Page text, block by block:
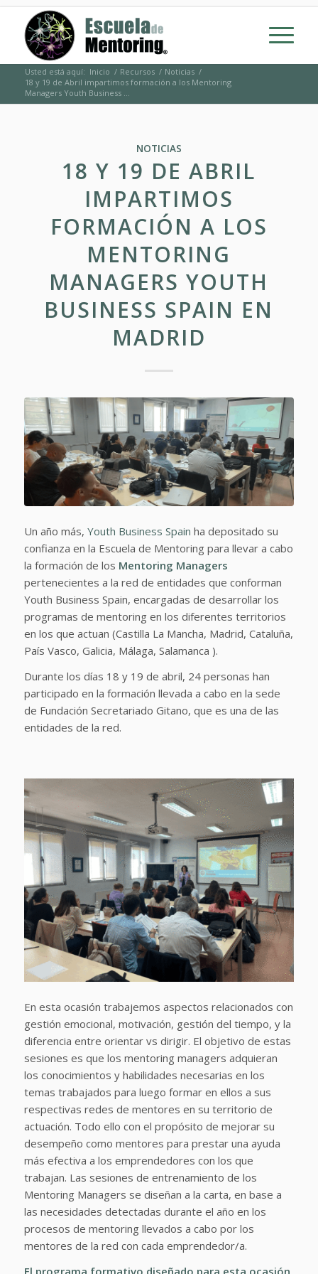
Usted está aquí: Inicio / Recursos / Noticias /
18 y 19 de Abril impartimos formación a los Mentoring
Managers Youth Business ...
NOTICIAS
18 Y 19 DE ABRIL
IMPARTIMOS
FORMACIÓN A LOS
MENTORING
MANAGERS YOUTH
BUSINESS SPAIN EN
MADRID
Un año más, Youth Business Spain ha depositado su
confianza en la Escuela de Mentoring para llevar a cabo
la formación de los Mentoring Managers
pertenecientes a la red de entidades que conforman
Youth Business Spain, encargadas de desarrollar los
programas de mentoring en los diferentes territorios
en los que actuan (Castilla La Mancha, Madrid, Cataluña,
País Vasco, Galicia, Málaga, Salamanca ).
Durante los días 18 y 19 de abril, 24 personas han
participado en la formación llevada a cabo en la sede
de Fundación Secretariado Gitano, que es una de las
entidades de la red.
En esta ocasión trabajemos aspectos relacionados con
gestión emocional, motivación, gestión del tiempo, y la
diferencia entre orientar vs dirigir. El objetivo de estas
sesiones es que los mentoring managers adquieran
los conocimientos y habilidades necesarias en los
temas trabajados para luego formar en ellos a sus
respectivas redes de mentores en su territorio de
actuación. Todo ello con el propósito de mejorar su
desempeño como mentores para prestar una ayuda
más efectiva a los emprendedores con los que
trabajan. Las sesiones de entrenamiento de los
Mentoring Managers se diseñan a la carta, en base a
las necesidades detectadas durante el año en los
procesos de mentoring llevados a cabo por los
mentores de la red con cada emprendedor/a.